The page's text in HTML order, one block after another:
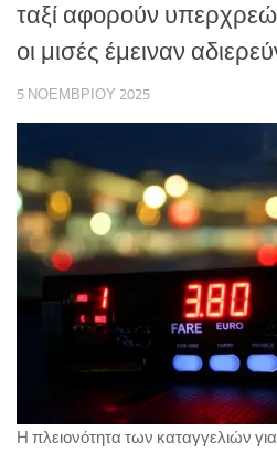
ταξί αφορούν
οι μισές έμειναν
5 ΝΟΕΜΒΡΊΟΥ 2025
Η πλειονότητα των καταγγελιών